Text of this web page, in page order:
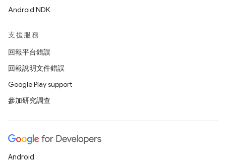
Android NDK
支援服務
回報平台錯誤
回報說明文件錯誤
Google Play support
參加研究調查
Android